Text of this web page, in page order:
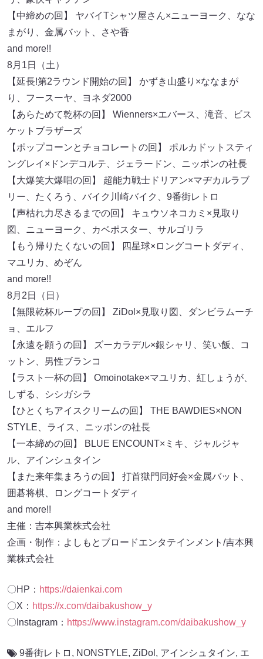
【中締めの回】 ヤバイTシャツ屋さん×ニューヨーク、なな
まがり、金属バット、さや香
and more!!
8月1日（土）
【延長!第2ラウンド開始の回】 かずき山盛り×ななまが
り、フースーヤ、ヨネダ2000
【あらためて乾杯の回】 Wienners×エバース、滝音、ビス
ケットブラザーズ
【ポップコーンとチョコレートの回】 ポルカドットスティ
ングレイ×ドンデコルテ、ジェラードン、ニッポンの社長
【大爆笑大爆唱の回】 超能力戦士ドリアン×マヂカルラブ
リー、たくろう、バイク川崎バイク、9番街レトロ
【声枯れ力尽きるまでの回】 キュウソネコカミ×見取り
図、ニューヨーク、カベポスター、サルゴリラ
【もう帰りたくないの回】 四星球×ロングコートダディ、
マユリカ、めぞん
and more!!
8月2日（日）
【無限乾杯ループの回】 ZiDol×見取り図、ダンビラムーチ
ョ、エルフ
【永遠を願うの回】 ズーカラデル×銀シャリ、笑い飯、コ
ットン、男性ブランコ
【ラスト一杯の回】 Omoinotake×マユリカ、紅しょうが、
しずる、シシガシラ
【ひとくちアイスクリームの回】 THE BAWDIES×NON
STYLE、ライス、ニッポンの社長
【一本締めの回】 BLUE ENCOUNT×ミキ、ジャルジャ
ル、アインシュタイン
【また来年集まろうの回】 打首獄門同好会×金属バット、
囲碁将棋、ロングコートダディ
and more!!
主催：吉本興業株式会社
企画・制作：よしもとブロードエンタテインメント/吉本興
業株式会社
〇HP： https://daienkai.com
〇X： https://x.com/daibakushow_y
〇Instagram： https://www.instagram.com/daibakushow_y
9番街レトロ , NONSTYLE, ZiDol , アインシュタイン, エ